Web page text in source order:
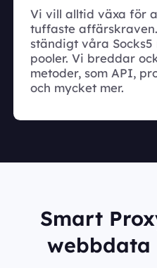
Vi vill alltid växa för
tuffaste
ständigt våra
pooler. Vi breddar
metoder, som API,
och mycket mer.
Smart
webbdata